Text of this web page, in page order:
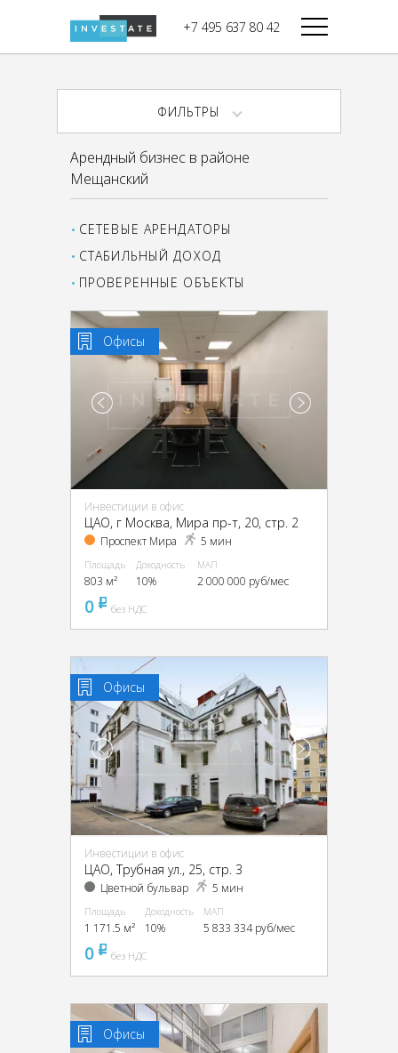
+7 495 637 80 42
Дикси
Магнолия
В башне
Запад
Башня Федерация-I
Восток
Город Столиц,
Южный блок
ФИЛЬТРЫ
Арендный бизнес в районе
Мещанский
СЕТЕВЫЕ АРЕНДАТОРЫ
СТАБИЛЬНЫЙ ДОХОД
ПРОВЕРЕННЫЕ ОБЪЕКТЫ
Офисы
Инвестиции в офис
ЦАО, г Москва, Мира пр-т, 20, стр. 2
Проспект Мира 5 мин
Площадь
803 м²
Доходность
10%
МАП
2 000 000 руб/мес
0 pуббез НДС
Офисы
Инвестиции в офис
ЦАО, Трубная ул., 25, стр. 3
Цветной бульвар 5 мин
Площадь
1 171.5 м²
Доходность
10%
МАП
5 833 334 руб/мес
0 pуббез НДС
Офисы